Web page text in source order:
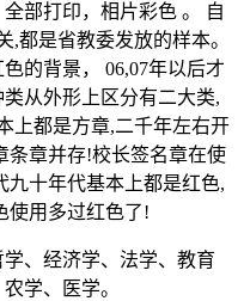
部打印，相片彩色 。 自
,都是省教委发放的样本。
的背景， 06,07年以后才
从外形上区分有二大类,
上都是方章,二千年左右开
条章并存!校长签名章在使
九十年代基本上都是红色,
使用多过红色了!
、经济学、法学、教育
学、医学。